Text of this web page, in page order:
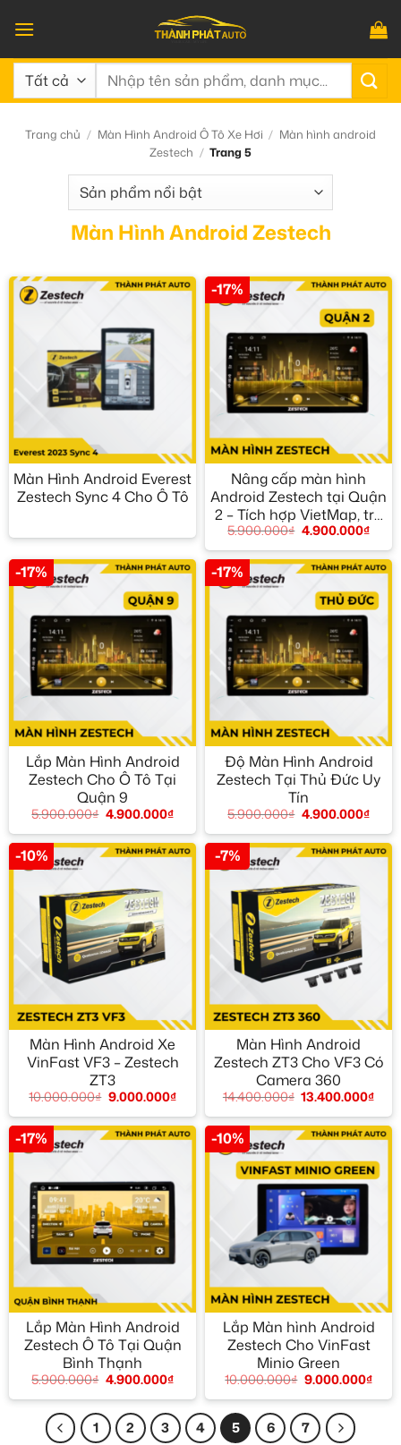
qua
nội
dung
Tìm
Trang chủ / Màn Hình Android Ô Tô Xe Hơi / Màn hình android
Zestech / Trang 5
Màn Hình Android Zestech
Màn Hình Android Everest
Zestech Sync 4 Cho Ô Tô
-17%
Nâng cấp màn hình
Android Zestech tại Quận
2 – Tích hợp VietMap, trợ
lý ảo
5.900.000₫ 4.900.000₫
-17%
Lắp Màn Hình Android
Zestech Cho Ô Tô Tại
Quận 9
5.900.000₫ 4.900.000₫
-17%
Độ Màn Hình Android
Zestech Tại Thủ Đức Uy
Tín
5.900.000₫ 4.900.000₫
-10%
Màn Hình Android Xe
VinFast VF3 – Zestech
ZT3
10.000.000₫ 9.000.000₫
-7%
Màn Hình Android
Zestech ZT3 Cho VF3 Có
Camera 360
14.400.000₫ 13.400.000₫
-17%
Lắp Màn Hình Android
Zestech Ô Tô Tại Quận
Bình Thạnh
5.900.000₫ 4.900.000₫
-10%
Lắp Màn hình Android
Zestech Cho VinFast
Minio Green
10.000.000₫ 9.000.000₫
1 2 3 4 5 6 7